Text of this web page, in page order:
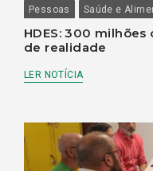
Pessoas
Saúde e
HDES: 300
de realidade
LER NOTÍCIA